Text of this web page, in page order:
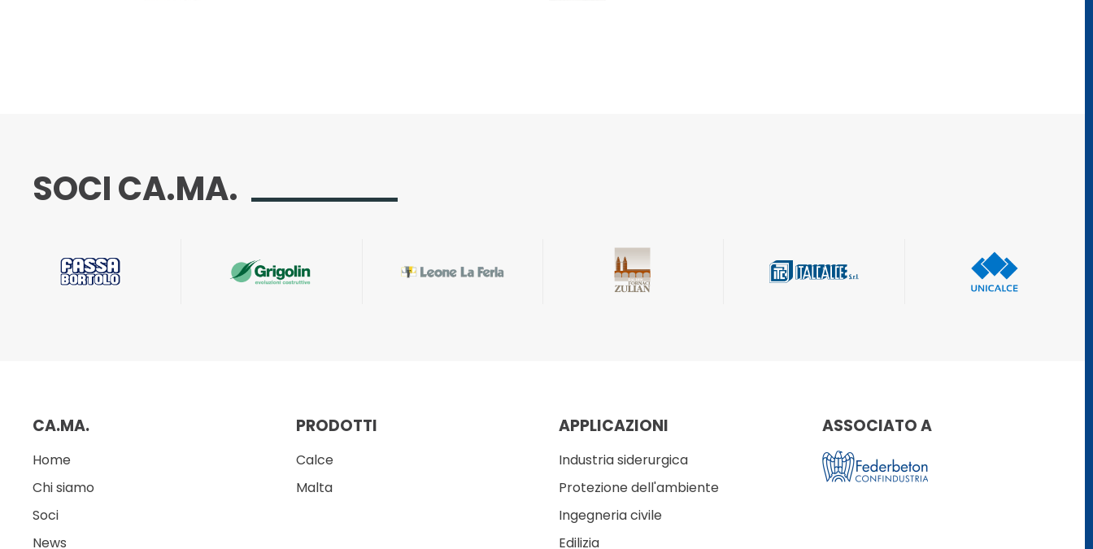
SOCI CA.MA.
CA.MA.
Home
Chi siamo
Soci
News
PRODOTTI
Calce
Malta
APPLICAZIONI
Industria siderurgica
Protezione dell'ambiente
Ingegneria civile
Edilizia
ASSOCIATO A